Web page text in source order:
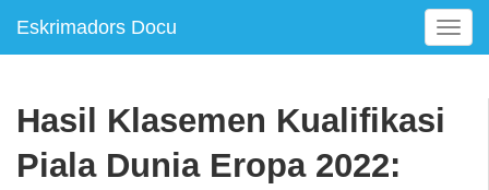
Eskrimadors Docu
T
o
Hasil Klasemen Kualifikasi
Piala Dunia Eropa 2022: